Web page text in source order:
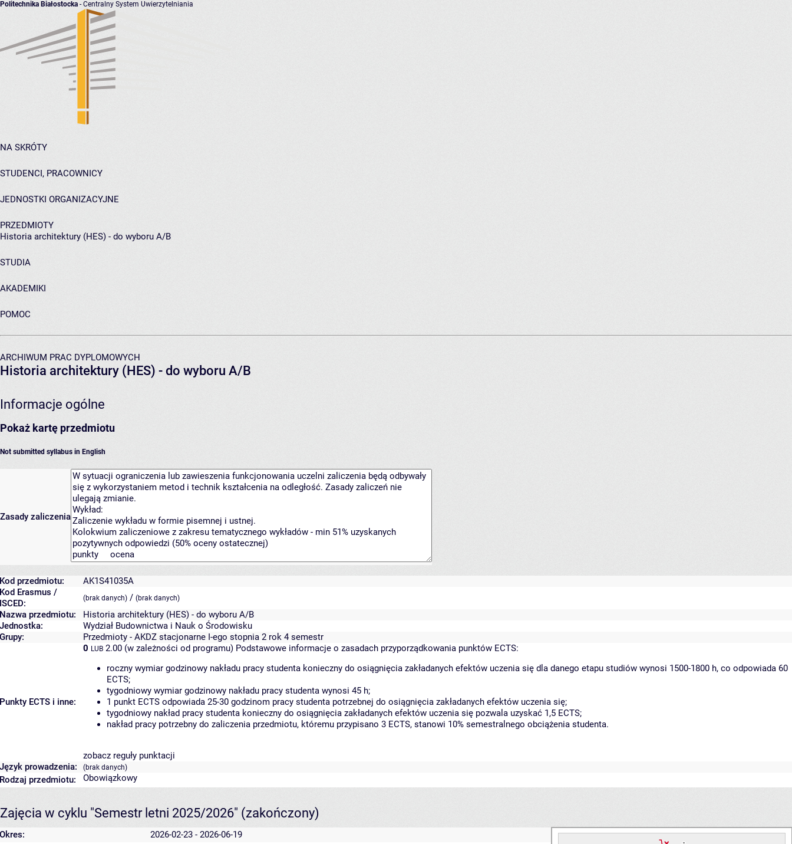
Politechnika Białostocka - Centralny System Uwierzytelniania
NA SKRÓTY
STUDENCI, PRACOWNICY
JEDNOSTKI ORGANIZACYJNE
PRZEDMIOTY
Historia architektury (HES) - do wyboru A/B
STUDIA
AKADEMIKI
POMOC
ARCHIWUM PRAC DYPLOMOWYCH
Historia architektury (HES) - do wyboru A/B
Informacje ogólne
Pokaż kartę przedmiotu
Not submitted syllabus in English
Zasady zaliczenia
Kod przedmiotu:
AK1S41035A
Kod Erasmus /
ISCED:
(brak danych) / (brak danych)
Nazwa przedmiotu:
Historia architektury (HES) - do wyboru A/B
Jednostka:
Wydział Budownictwa i Nauk o Środowisku
Grupy:
Przedmioty - AKDZ stacjonarne I-ego stopnia 2 rok 4 semestr
Punkty ECTS i inne:
0 LUB 2.00 (w zależności od programu) Podstawowe informacje o zasadach przyporządkowania punktów ECTS:
roczny wymiar godzinowy nakładu pracy studenta konieczny do osiągnięcia zakładanych efektów uczenia się dla danego etapu studiów wynosi 1500-1800 h, co odpowiada 60
ECTS;
tygodniowy wymiar godzinowy nakładu pracy studenta wynosi 45 h;
1 punkt ECTS odpowiada 25-30 godzinom pracy studenta potrzebnej do osiągnięcia zakładanych efektów uczenia się;
tygodniowy nakład pracy studenta konieczny do osiągnięcia zakładanych efektów uczenia się pozwala uzyskać 1,5 ECTS;
nakład pracy potrzebny do zaliczenia przedmiotu, któremu przypisano 3 ECTS, stanowi 10% semestralnego obciążenia studenta.
zobacz reguły punktacji
Język prowadzenia:
(brak danych)
Rodzaj przedmiotu: Obowiązkowy
Zajęcia w cyklu "Semestr letni 2025/2026" (zakończony)
Okres: 2026-02-23 - 2026-06-19